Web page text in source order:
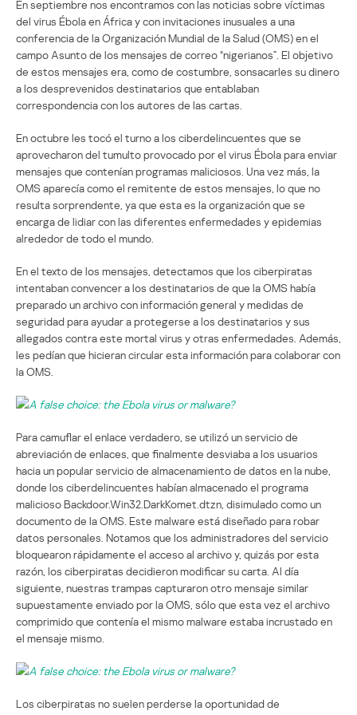
En septiembre nos encontramos con las noticias sobre víctimas
del virus Ébola en África y con invitaciones inusuales a una
conferencia de la Organización Mundial de la Salud (OMS) en el
campo Asunto de los mensajes de correo “nigerianos”. El objetivo
de estos mensajes era, como de costumbre, sonsacarles su dinero
a los desprevenidos destinatarios que entablaban
correspondencia con los autores de las cartas.
En octubre les tocó el turno a los ciberdelincuentes que se
aprovecharon del tumulto provocado por el virus Ébola para enviar
mensajes que contenían programas maliciosos. Una vez más, la
OMS aparecía como el remitente de estos mensajes, lo que no
resulta sorprendente, ya que esta es la organización que se
encarga de lidiar con las diferentes enfermedades y epidemias
alrededor de todo el mundo.
En el texto de los mensajes, detectamos que los ciberpiratas
intentaban convencer a los destinatarios de que la OMS había
preparado un archivo con información general y medidas de
seguridad para ayudar a protegerse a los destinatarios y sus
allegados contra este mortal virus y otras enfermedades. Además,
les pedían que hicieran circular esta información para colaborar con
la OMS.
Para camuflar el enlace verdadero, se utilizó un servicio de
abreviación de enlaces, que finalmente desviaba a los usuarios
hacia un popular servicio de almacenamiento de datos en la nube,
donde los ciberdelincuentes habían almacenado el programa
malicioso Backdoor.Win32.DarkKomet.dtzn, disimulado como un
documento de la OMS. Este malware está diseñado para robar
datos personales. Notamos que los administradores del servicio
bloquearon rápidamente el acceso al archivo y, quizás por esta
razón, los ciberpiratas decidieron modificar su carta. Al día
siguiente, nuestras trampas capturaron otro mensaje similar
supuestamente enviado por la OMS, sólo que esta vez el archivo
comprimido que contenía el mismo malware estaba incrustado en
el mensaje mismo.
Los ciberpiratas no suelen perderse la oportunidad de